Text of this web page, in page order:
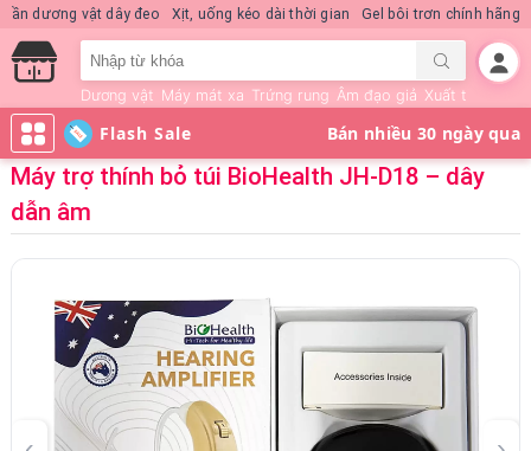
dương vật dây đeo Xịt, uống kéo dài thời gian Gel bôi trơn chính hãng
Dương vật Máy mát xa Trứng rung Âm đạo giả Xuất tinh sớm
Flash Sale
Máy trợ thính bỏ túi BioHealth JH-D18 – dây
dẫn âm